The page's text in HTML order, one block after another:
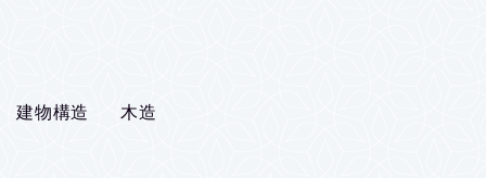
建物構造 木造